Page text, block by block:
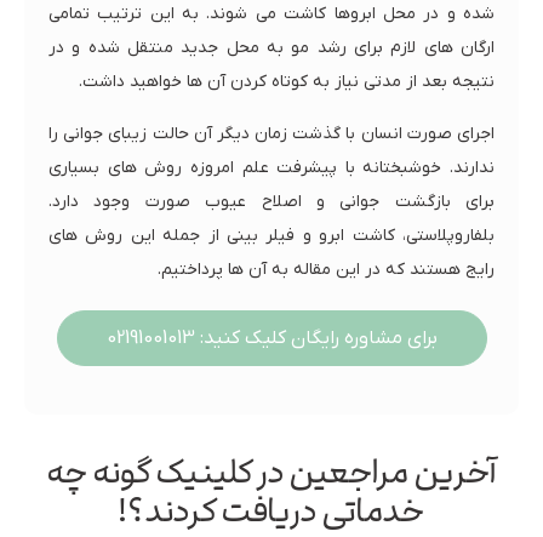
شده و در محل ابروها کاشت می شوند. به این ترتیب تمامی
ارگان های لازم برای رشد مو به محل جدید منتقل شده و در
نتیجه بعد از مدتی نیاز به کوتاه کردن آن ها خواهید داشت.
اجرای صورت انسان با گذشت زمان دیگر آن حالت زیبای جوانی را
ندارند. خوشبختانه با پیشرفت علم امروزه روش های بسیاری
برای بازگشت جوانی و اصلاح عیوب صورت وجود دارد.
بلفاروپلاستی، کاشت ابرو و فیلر بینی از جمله این روش های
رایج هستند که در این مقاله به آن ها پرداختیم.
برای مشاوره رایگان کلیک کنید: 02191001013
آخرین مراجعین در کلینیک گونه چه
خدماتی دریافت کردند؟!